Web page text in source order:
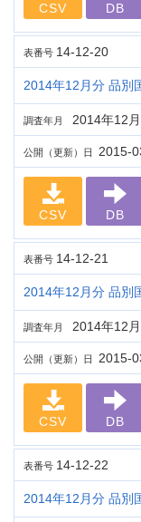
CSV DB
表番号 14-12-20
2014年12月分 品別
調査年月 2014年12月
公開（更新）日 2015-
CSV DB
表番号 14-12-21
2014年12月分 品別
調査年月 2014年12月
公開（更新）日 2015-
CSV DB
表番号 14-12-22
2014年12月分 品別